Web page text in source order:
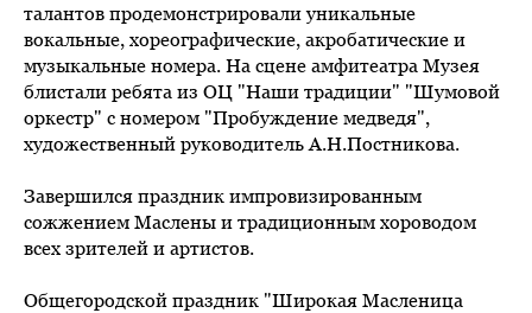
талантов продемонстрировали уникальные
вокальные, хореографические, акробатические и
музыкальные номера. На сцене амфитеатра Музея
блистали ребята из ОЦ "Наши традиции" "Шумовой
оркестр" с номером "Пробуждение медведя",
художественный руководитель А.Н.Постникова.
Завершился праздник импровизированным
сожжением Маслены и традиционным хороводом
всех зрителей и артистов.
Общегородской праздник "Широкая Масленица